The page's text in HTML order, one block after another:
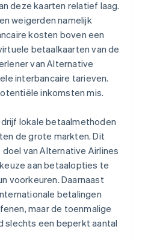
deze kaarten relatief laag.
weigerden namelijk
kosten boven een
betaalkaarten van de
van Alternative
interbancaire tarieven.
inkomsten mis.
lokale betaalmethoden
de grote markten. Dit
van Alternative Airlines
aan betaalopties te
voorkeuren. Daarnaast
betalingen
maar de toenmalige
slechts een beperkt aantal